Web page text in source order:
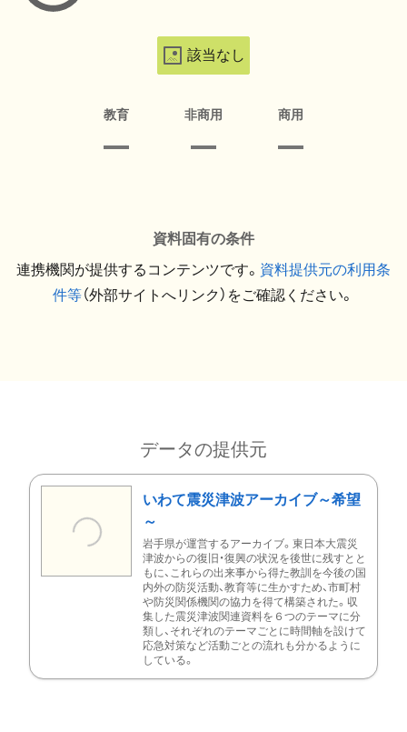
該当なし
教育 非商用 商用
資料固有の条件
連携機関が提供するコンテンツです。 資料提供元の利用条
件等（外部サイトへリンク）をご確認ください。
データの提供元
いわて震災津波アーカイブ～希望
～
岩手県が運営するアーカイブ。東日本大震災
津波からの復旧・復興の状況を後世に残すとと
もに、これらの出来事から得た教訓を今後の国
内外の防災活動、教育等に生かすため、市町村
や防災関係機関の協力を得て構築された。収
集した震災津波関連資料を６つのテーマに分
類し、それぞれのテーマごとに時間軸を設けて
応急対策など活動ごとの流れも分かるように
している。